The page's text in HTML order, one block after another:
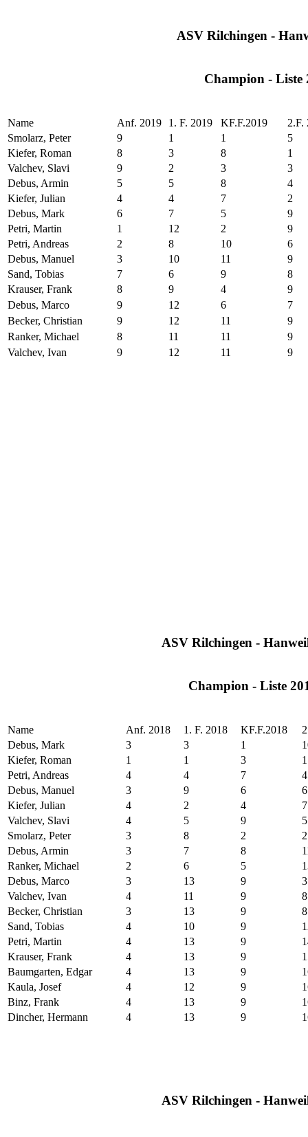
ASV Rilchingen -
Champion - Liste
Name Anf. 2019 1. F. 2019 KF.F.2019
2.F.
Smolarz, Peter
9 1 1
5
Kiefer, Roman
8 3 8
1
Valchev, Slavi
9 2 3
3
Debus, Armin
5 5 8
4
Kiefer, Julian
4 4 7
2
Debus, Mark
6 7 5
9
Petri, Martin
1 12 2
9
Petri, Andreas
2 8 10
6
Debus, Manuel
3 10 11
9
Sand, Tobias
7 6 9
8
Krauser, Frank
8 9 4
9
Debus, Marco
9 12 6
7
Becker, Christian
9 12 11
9
Ranker, Michael
8 11 11
9
Valchev, Ivan
9 12 11 9
ASV Rilchingen -
Champion - Liste
Name Anf. 2018 1. F. 2018 KF.F.2018
Debus, Mark
3 3 1
Kiefer, Roman
1 1 3
1
Petri, Andreas
4 4 7
4
Debus, Manuel
3 9 6
6
Kiefer, Julian
4 2 4
7
Valchev, Slavi
4 5 9
5
Smolarz, Peter
3 8 2
2
Debus, Armin
3 7 8
Ranker, Michael
2 6 5
Debus, Marco
3 13 9
3
Valchev, Ivan
4 11 9
8
Becker, Christian
3 13 9
8
Sand, Tobias
4 10 9
Petri, Martin
4 13 9
Krauser, Frank
4 13 9
Baumgarten, Edgar
4 13 9
Kaula, Josef
4 12 9
Binz, Frank
4 13 9
Dincher, Hermann
4 13 9
ASV Rilchingen -